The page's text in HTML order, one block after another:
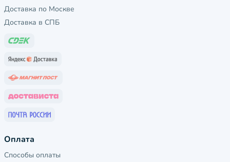
Доставка по Москве
Доставка в СПБ
Оплата
Способы оплаты